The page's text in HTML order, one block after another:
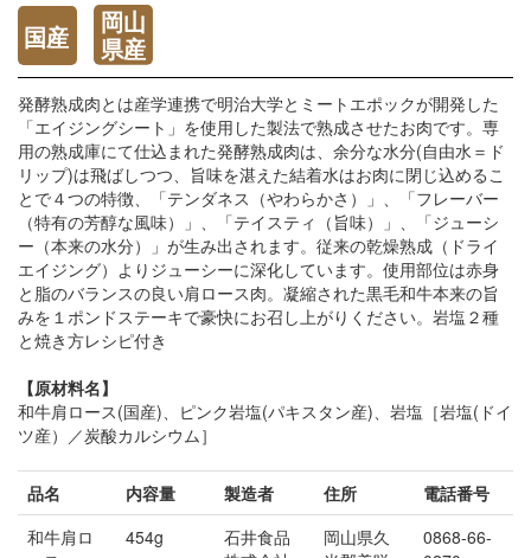
発酵熟成肉とは産学連携で明治大学とミートエポックが開発した
「エイジングシート」を使用した製法で熟成させたお肉です。専
用の熟成庫にて仕込まれた発酵熟成肉は、余分な水分(自由水＝ド
リップ)は飛ばしつつ、旨味を湛えた結着水はお肉に閉じ込めるこ
とで４つの特徴、「テンダネス（やわらかさ）」、「フレーバー
（特有の芳醇な風味）」、「テイスティ（旨味）」、「ジューシ
ー（本来の水分）」が生み出されます。従来の乾燥熟成（ドライ
エイジング）よりジューシーに深化しています。使用部位は赤身
と脂のバランスの良い肩ロース肉。凝縮された黒毛和牛本来の旨
みを１ポンドステーキで豪快にお召し上がりください。岩塩２種
と焼き方レシピ付き
【原材料名】
和牛肩ロース(国産)、ピンク岩塩(パキスタン産)、岩塩［岩塩(ドイ
ツ産）／炭酸カルシウム］
品名 内容量 製造者 住所
電話番号
和牛肩ロ
454g
石井食品
岡山県久
0868-66-